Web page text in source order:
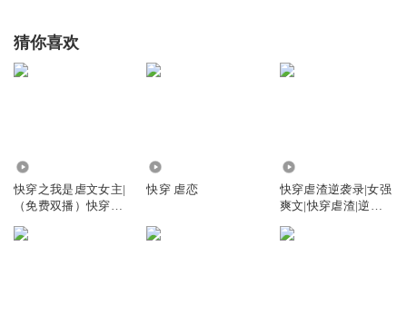
以前的技能呢？ 就算以前学的没有了，自己世界的技能呢？
猜你喜欢
快穿之我是虐文女主|
（免费双播）快穿虐
快穿 虐恋
快穿虐渣逆袭录|女强
爽文|快穿虐渣|逆风